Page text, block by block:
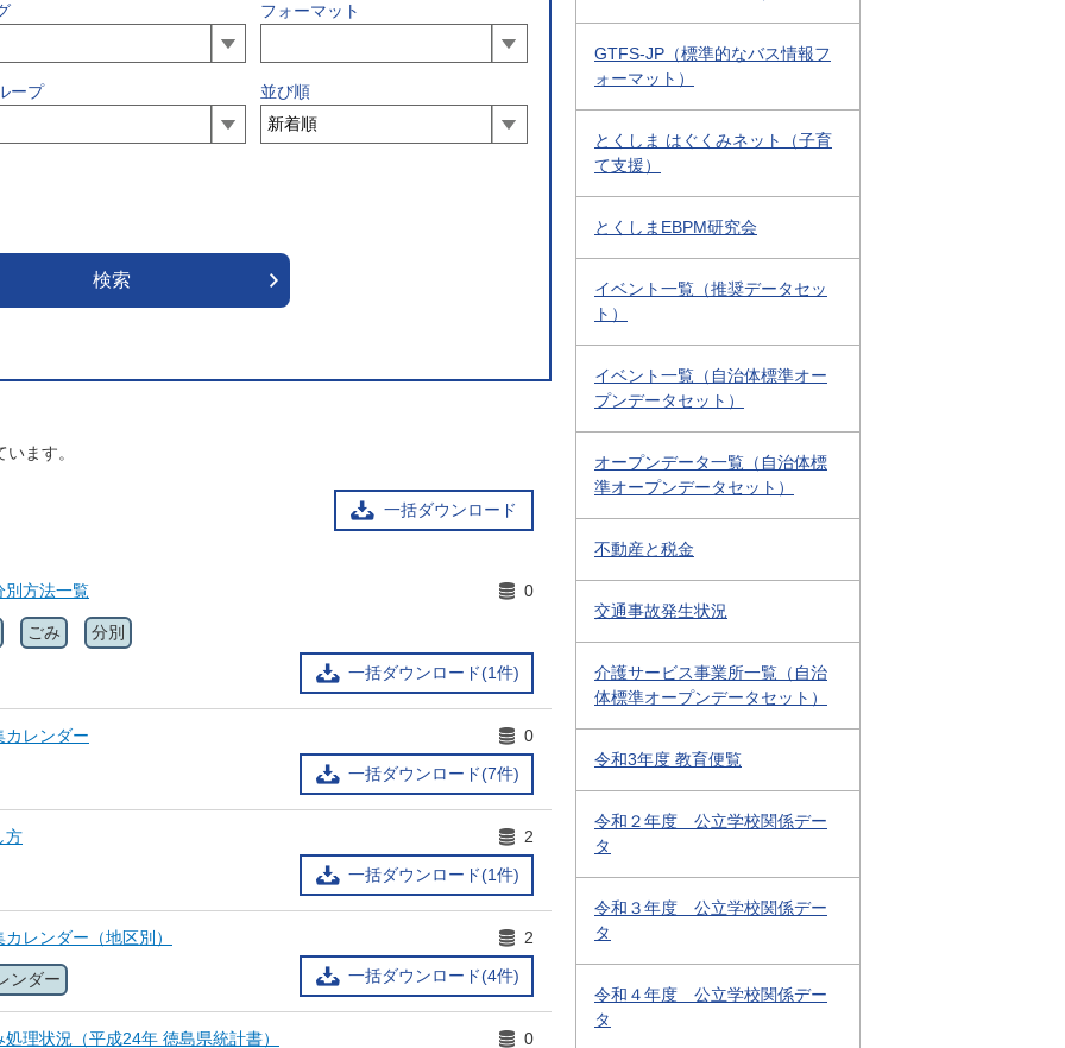
フォーマット
ープ 並び順
ます。
一括ダウンロード
別方法一覧
一括ダウンロード(1件)
0
ごみ 分別
カレンダー
一括ダウンロード(7件)
0
方
一括ダウンロード(1件)
2
レンダー（地区別）
一括ダウンロード(4件)
2
ンダー
理状況（平成24年 徳島県統計書） 0
GTFS-JP（標準的なバス情報フ
ォーマット）
とくしま はぐくみネット（子育
て支援）
とくしまEBPM研究会
イベント一覧（推奨データセッ
ト）
イベント一覧（自治体標準オー
プンデータセット）
オープンデータ一覧（自治体標
準オープンデータセット）
不動産と税金
交通事故発生状況
介護サービス事業所一覧（自治
体標準オープンデータセット）
令和3年度 教育便覧
令和２年度 公立学校関係デー
タ
令和３年度 公立学校関係デー
タ
令和４年度 公立学校関係デー
タ